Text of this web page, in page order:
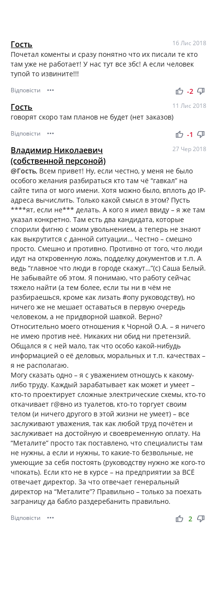
Гость 16 Лис 2018
Почетал коменты и сразу понятно что их писали те кто
там уже не работает! У нас тут все збс! А если человек
тупой то извините!!!
Відповісти ••• thumb_up thumb_down
-2
Гость 11 Лис 2018
говорят скоро там планов не будет (нет заказов)
Відповісти ••• thumb_up thumb_down
-1
Владимир Николаевич
(собственной персоной)
27 Чер 2018
@Гость, Всем привет! Ну, если честно, у меня не было
особого желания разбираться кто там чё “гавкал” на
сайте типа от мого имени. Хотя можно было, вплоть до IP-
адреса вычислить. Только какой смысл в этом? Пусть
****ят, если не*** делать. А кого я имел ввиду – я же там
указал конкретно. Там есть два кандидата, которые
спорили фигню с моим увольнением, а теперь не знают
как выкрутится с данной ситуации… Честно – смешно
просто. Смешно и противно. Противно от того, что люди
идут на откровенную ложь, подделку документов и т.п. А
ведь “главное что люди в городе скажут…”(с) Саша Белый.
Не забывайте об этом. Я понимаю, что работу сейчас
тяжело найти (а тем более, если ты ни в чём не
разбираешься, кроме как лизать #опу руководству), но
ничего же не мешает оставаться в первую очередь
человеком, а не придворной шавкой. Верно?
Относительно моего отношения к Чорной О.А. – я ничего
не имею против неё. Никаких ни обид ни претензий.
Общался я с ней мало, так что особо какой-нибудь
информацией о её деловых, моральных и т.п. качествах –
я не располагаю.
Могу сказать одно – я с уважением отношусь к какому-
либо труду. Каждый зарабатывает как может и умеет –
кто-то проектирует сложные электрические схемы, кто-то
откачивает г@вно из туалетов, кто-то торгует своим
телом (и ничего другого в этой жизни не умеет) – все
заслуживают уважения, так как любой труд почётен и
заслуживает на достойную и своевременную оплату. На
“Металите” просто так поставлено, что специалисты там
не нужны, а если и нужны, то какие-то безвольные, не
умеющие за себя постоять (руководству нужно же кого-то
чпокать). Если кто не в курсе – на предприятии за ВСЁ
отвечает директор. За что отвечает генеральный
директор на “Металите”? Правильно – только за поехать
заграницу да бабло раздеребанить правильно.
Відповісти ••• thumb_up thumb_down
2